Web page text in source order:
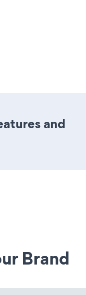
and
Brand